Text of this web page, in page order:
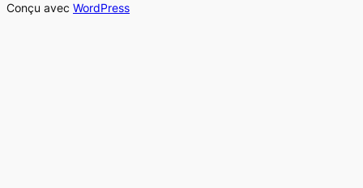
Conçu avec WordPress